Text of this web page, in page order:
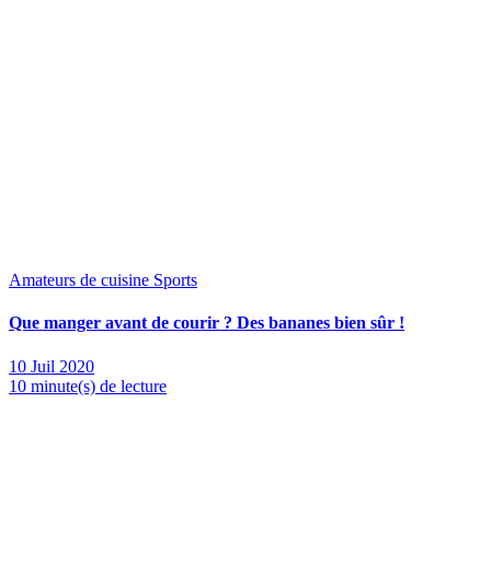
Amateurs de cuisine Sports
Que manger avant de courir ? Des bananes bien sûr !
10 Juil 2020
10 minute(s) de lecture